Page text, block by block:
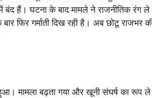
हैं। घटना के बाद मामले ने राजनीतिक रंग
गर्माती दिख रही है। अब छोटू राजभर
मामला बढ़ता गया और खूनी संघर्ष का रूप